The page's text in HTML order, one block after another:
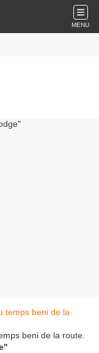
MENU
beni de la route.